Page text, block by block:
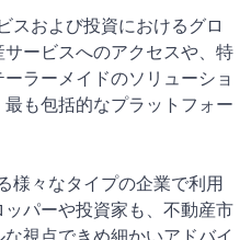
スおよび投資におけるグロ
ービスへのアクセスや、特
ラーメイドのソリューショ
も包括的なプラットフォー
様々なタイプの企業で利用
パーや投資家も、不動産市